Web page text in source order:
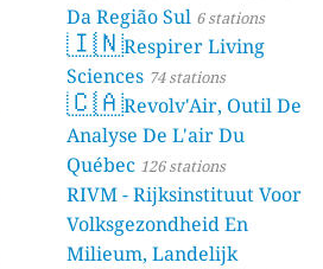
Da Região Sul 6 stations
🇮🇳Respirer Living
Sciences 74 stations
🇨🇦Revolv'Air, Outil De
Analyse De L'air Du
Québec 126 stations
RIVM - Rijksinstituut Voor
Volksgezondheid En
Milieum, Landelijk